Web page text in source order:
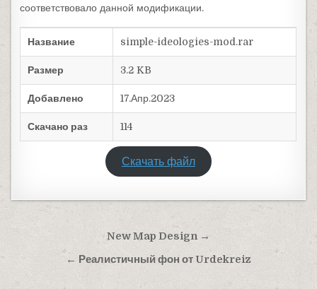
соответствовало данной модификации.
Название simple-ideologies-mod.rar
Размер 3.2 KB
Добавлено 17.Апр.2023
Скачано раз 114
Скачать файл
Навигация по записям
New Map Design →
← Реалистичный фон от Urdekreiz